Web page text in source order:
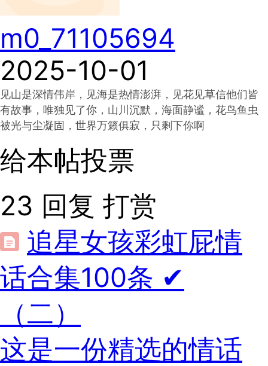
m0_71105694
2025-10-01
见山是深情伟岸，见海是热情澎湃，见花见草信他们皆
有故事，唯独见了你，山川沉默，海面静谧，花鸟鱼虫
被光与尘凝固，世界万籁俱寂，只剩下你啊
给本帖投票
23 回复 打赏
追星女孩彩虹屁情
话合集100条 ✔︎
（二）
这是一份精选的情话